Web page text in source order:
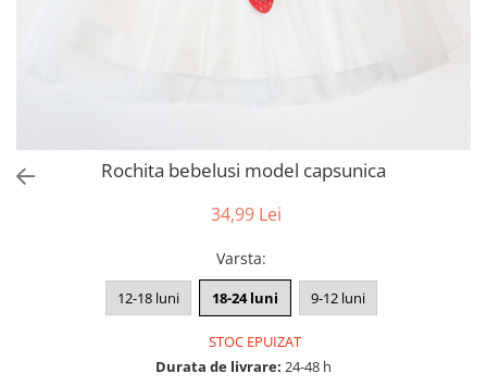
Rochita bebelusi model capsunica
34,99 Lei
Varsta:
12-18 luni 18-24 luni 9-12 luni
STOC EPUIZAT
Durata de livrare: 24-48 h